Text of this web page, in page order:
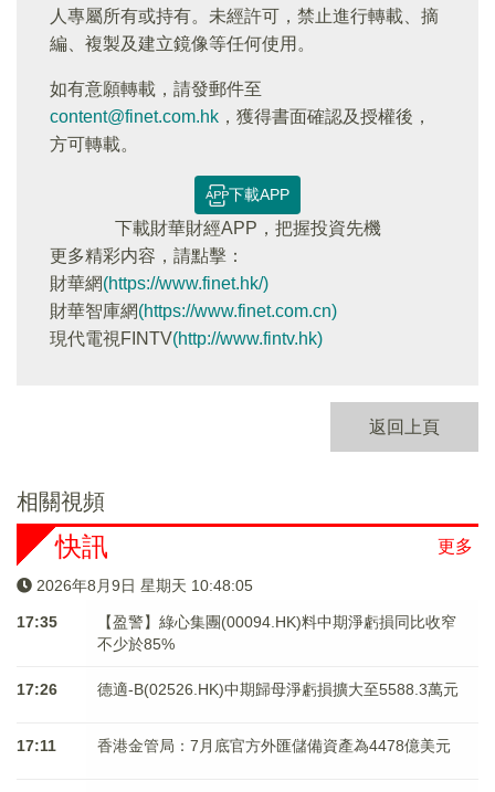
人專屬所有或持有。未經許可，禁止進行轉載、摘
編、複製及建立鏡像等任何使用。
如有意願轉載，請發郵件至
content@finet.com.hk ，獲得書面確認及授權後，
方可轉載。
下載APP
下載財華財經APP，把握投資先機
更多精彩内容，請點擊：
財華網(https://www.finet.hk/)
財華智庫網(https://www.finet.com.cn)
現代電視FINTV(http://www.fintv.hk)
返回上頁
相關視頻
更多
快訊
2026年8月9日 星期天 10:48:05
17:35
【盈警】綠心集團(00094.HK)料中期淨虧損同比收窄
不少於85%
17:26 德適-B(02526.HK)中期歸母淨虧損擴大至5588.3萬元
17:11 香港金管局：7月底官方外匯儲備資產為4478億美元